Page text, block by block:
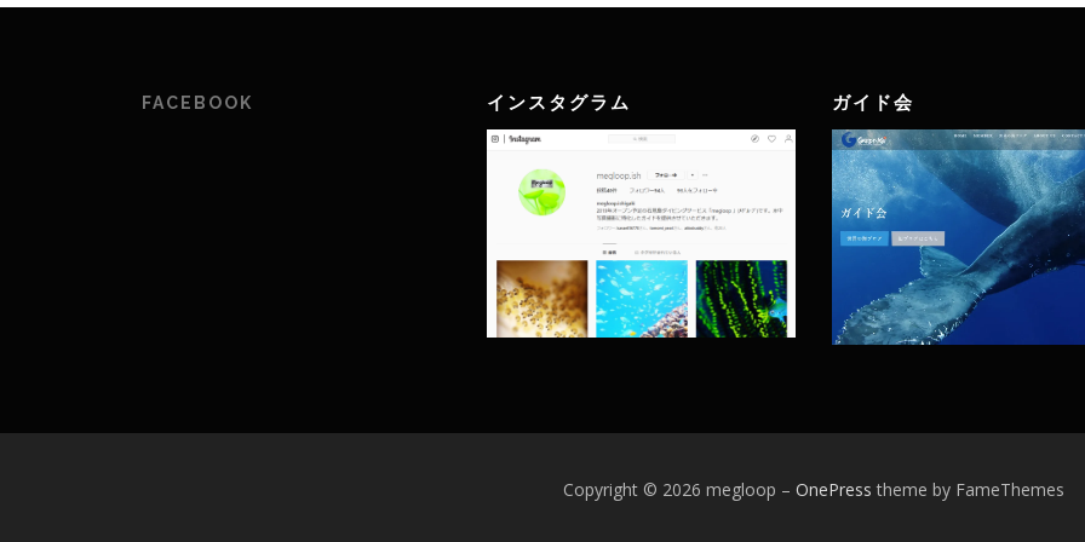
FACEBOOK インスタグラム ガイド会
Copyright © 2026 megloop – OnePress theme by FameThemes